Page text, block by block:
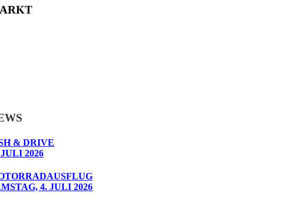
& DRIVE
JULI 2026
4. JULI 2026